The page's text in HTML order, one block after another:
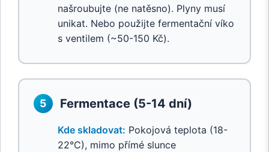
našroubujte (ne natěsno). Plyny musí
unikat. Nebo použijte fermentační víko
s ventilem (~50-150 Kč).
5 Fermentace (5-14 dní)
Kde skladovat: Pokojová teplota (18-
22°C), mimo přímé slunce